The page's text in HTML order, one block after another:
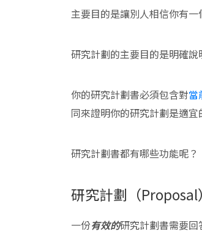
主要目的是讓別人相信你有
研究計劃的主要目的是明確
你的研究計劃書必須包含對當
同來證明你的研究計劃是適
研究計劃書都有哪些功能呢？
研究計劃（
一份有效的研究計劃書需要回